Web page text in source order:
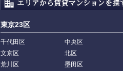
東京23区
千代田区 中央区
文京区
北区
荒川区
墨田区